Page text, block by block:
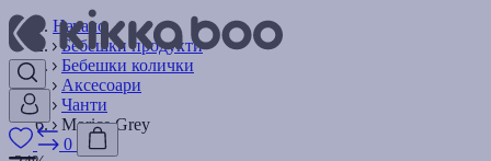
0
Начало
Бебешки продукти
Бебешки колички
Аксесоари
Чанти
Morice Grey